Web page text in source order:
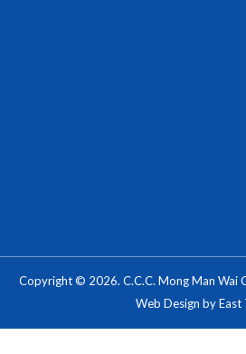
Copyright © 2026. C.C.C. Mong Man Wai
Web Design byEast